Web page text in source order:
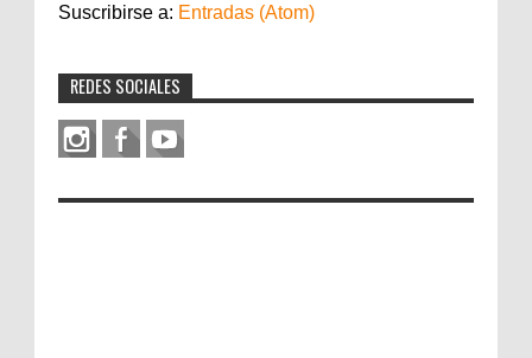
Suscribirse a: Entradas (Atom)
REDES SOCIALES